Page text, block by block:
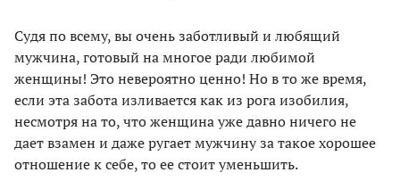
Судя по всему, вы очень заботливый и любящий
мужчина, готовый на многое ради любимой
женщины! Это невероятно ценно! Но в то же время,
если эта забота изливается как из рога изобилия,
несмотря на то, что женщина уже давно ничего не
дает взамен и даже ругает мужчину за такое хорошее
отношение к себе, то ее стоит уменьшить.